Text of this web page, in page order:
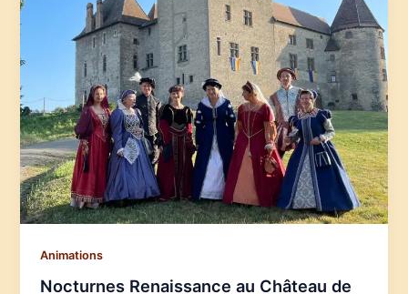
Animations
Nocturnes Renaissance au Château de